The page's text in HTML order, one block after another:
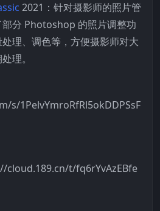
2021：针对摄影师的照片管
分 Photoshop 的照片调整功
理、调色等，方便摄影师对大
理。
s/1PelvYmroRfRl5okDDPSsF
cloud.189.cn/t/fq6rYvAzEBfe